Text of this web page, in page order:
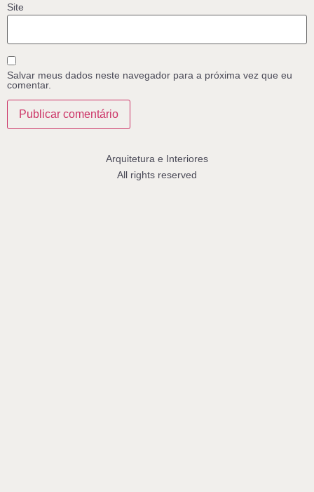
Site
Salvar meus dados neste navegador para a próxima vez que eu
comentar.
Arquitetura e Interiores
All rights reserved